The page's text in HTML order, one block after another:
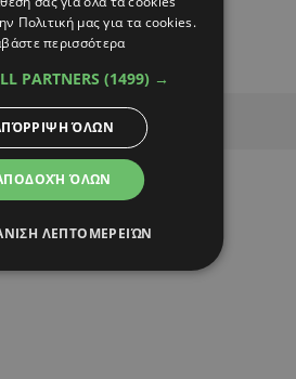
ΟΙΚΟΝΟΜΙΑ
Πολιτική μας για τα cookies.
περισσότερα
PARTNERS (1499) →
ΌΛΩΝ
ΌΛΩΝ
ΛΕΠΤΟΜΕΡΕΙΏΝ